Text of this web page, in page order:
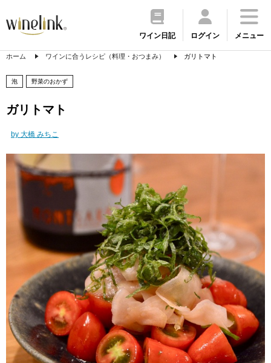
ワイン日記 ログイン メニュー
ホーム ワインに合うレシピ（料理・おつまみ） ガリトマト
泡 野菜のおかず
ガリトマト
by 大橋 みちこ